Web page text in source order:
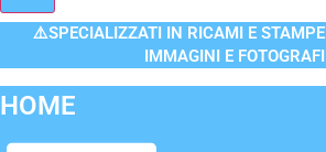
⚠️SPECIALIZZATI IN RICAMI E
IMMAGINI E
HOME
Flyout